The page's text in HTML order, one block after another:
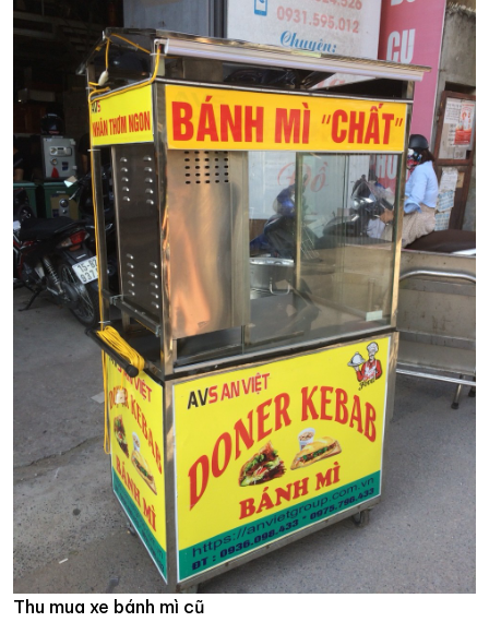
Thu mua xe bánh mì cũ